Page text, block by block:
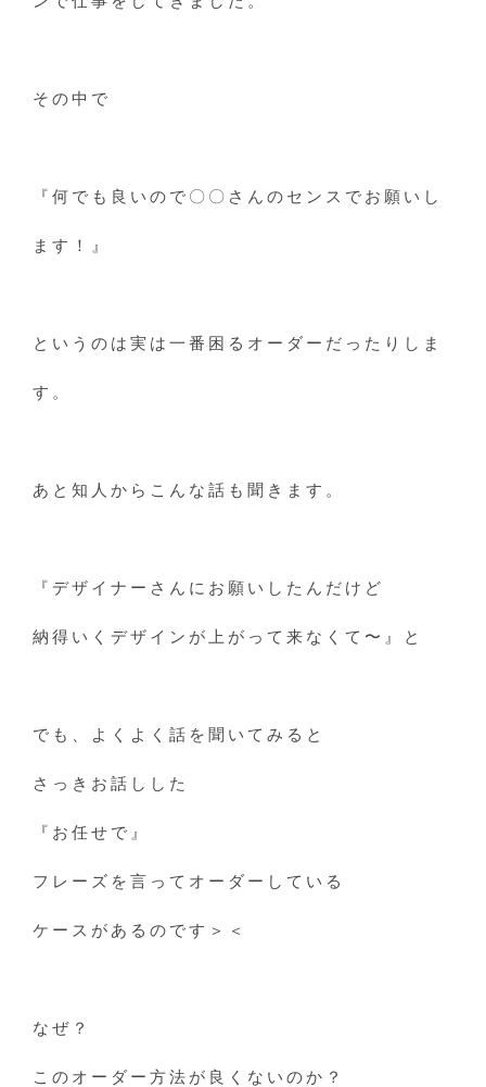
その中で
『何でも良いので〇〇さんのセンスでお願いし
ます！』
というのは実は一番困るオーダーだったりしま
す。
あと知人からこんな話も聞きます。
『デザイナーさんにお願いしたんだけど
納得いくデザインが上がって来なくて〜』と
でも、よくよく話を聞いてみると
さっきお話しした
『お任せで』
フレーズを言ってオーダーしている
ケースがあるのです＞＜
なぜ？
このオーダー方法が良くないのか？